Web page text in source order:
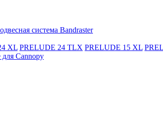
система Bandraster
XL PRELUDE 24 TLX PRELUDE 15 XL
Cannopy